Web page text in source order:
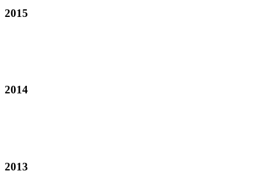
2015
2014
2013